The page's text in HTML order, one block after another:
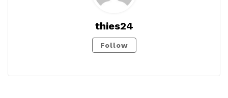
thies24
Follow